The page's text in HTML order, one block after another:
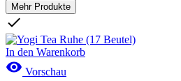
Clear
Preis
CHF
Neue Produkte
Mehr Produkte

In den Warenkorb
 Vorschau